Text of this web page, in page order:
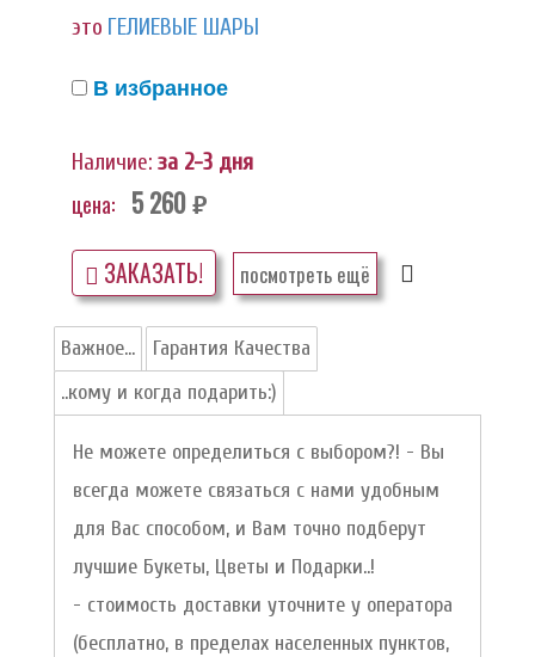
это ГЕЛИЕВЫЕ ШАРЫ
В избранное
Наличие: за 2-3 дня
цена: 5 260 руб.
ЗАКАЗАТЬ! посмотреть ещё
Важное...
Гарантия Качества
..кому и когда подарить:)
Не можете определиться с выбором?! - Вы
всегда можете связаться с нами удобным
для Вас способом, и Вам точно подберут
лучшие Букеты, Цветы и Подарки..!
- стоимость доставки уточните у оператора
(бесплатно, в пределах населенных пунктов,